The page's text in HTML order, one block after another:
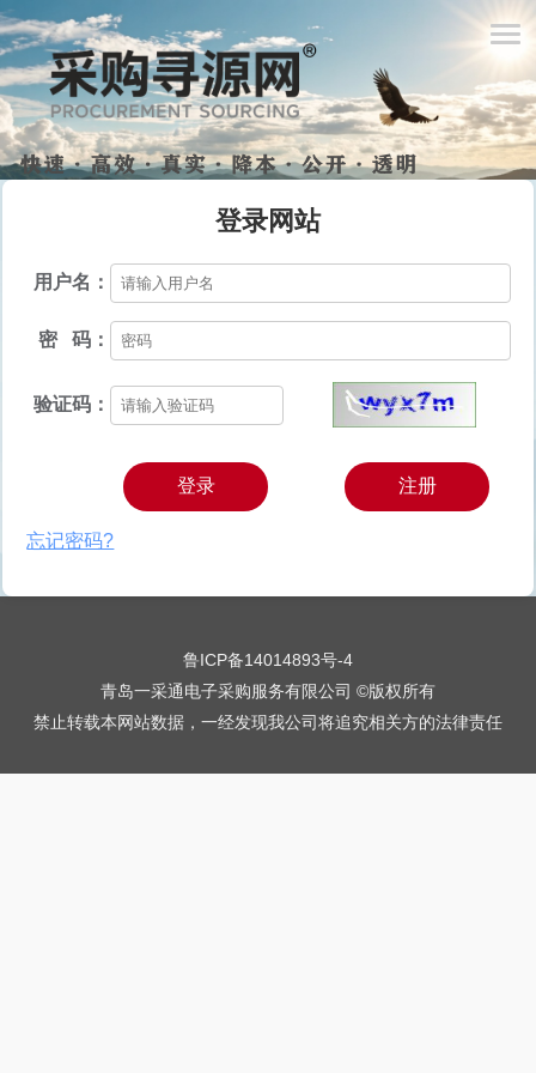
登录网站
用户名：
密 码：
验证码：
登录 注册
忘记密码?
鲁ICP备14014893号-4
青岛一采通电子采购服务有限公司 ©版权所有
禁止转载本网站数据，一经发现我公司将追究相关方的法律责任